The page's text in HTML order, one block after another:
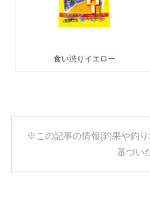
食い渋りイエロー
※この記事の情報(釣果や釣
基づい